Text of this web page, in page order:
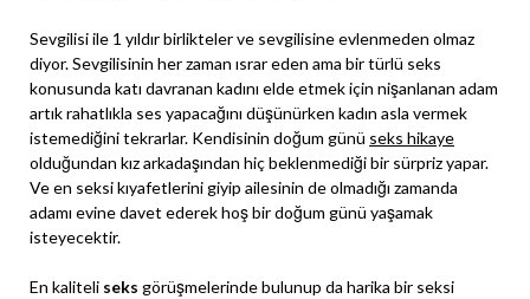
Sevgilisi ile 1 yıldır birlikteler ve sevgilisine evlenmeden olmaz
diyor. Sevgilisinin her zaman ısrar eden ama bir türlü seks
konusunda katı davranan kadını elde etmek için nişanlanan adam
artık rahatlıkla ses yapacağını düşünürken kadın asla vermek
istemediğini tekrarlar. Kendisinin doğum günü seks hikaye
olduğundan kız arkadaşından hiç beklenmediği bir sürpriz yapar.
Ve en seksi kıyafetlerini giyip ailesinin de olmadığı zamanda
adamı evine davet ederek hoş bir doğum günü yaşamak
isteyecektir.
En kaliteli seks görüşmelerinde bulunup da harika bir seksi